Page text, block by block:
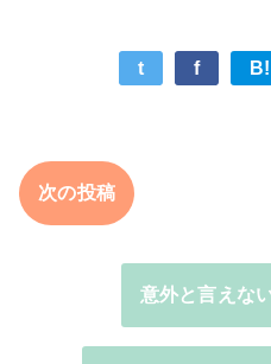
t f B!
次の投稿
意外と言えな